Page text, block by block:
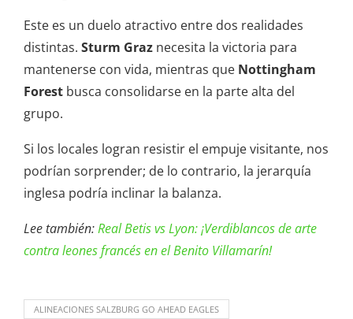
Este es un duelo atractivo entre dos realidades
distintas. Sturm Graz necesita la victoria para
mantenerse con vida, mientras que Nottingham
Forest busca consolidarse en la parte alta del
grupo.
Si los locales logran resistir el empuje visitante, nos
podrían sorprender; de lo contrario, la jerarquía
inglesa podría inclinar la balanza.
Lee también:Real Betis vs Lyon: ¡Verdiblancos de arte
contra leones francés en el Benito Villamarín!
ALINEACIONES SALZBURG GO AHEAD EAGLES